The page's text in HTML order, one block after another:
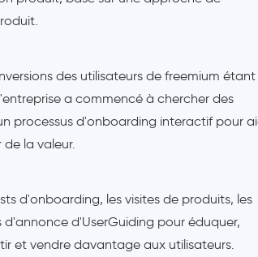
des utilisateurs de freemium étant
a commencé à chercher des
processus d'onboarding interactif pour
de la valeur.
d'onboarding, les visites de produits, les
d'UserGuiding pour éduquer,
et vendre davantage aux utilisateurs.